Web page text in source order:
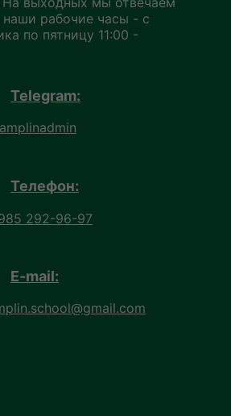
Телефон:
E-mail:
Telegram:
292-96-97
наши рабочие часы - с
по пятницу 11:00 -